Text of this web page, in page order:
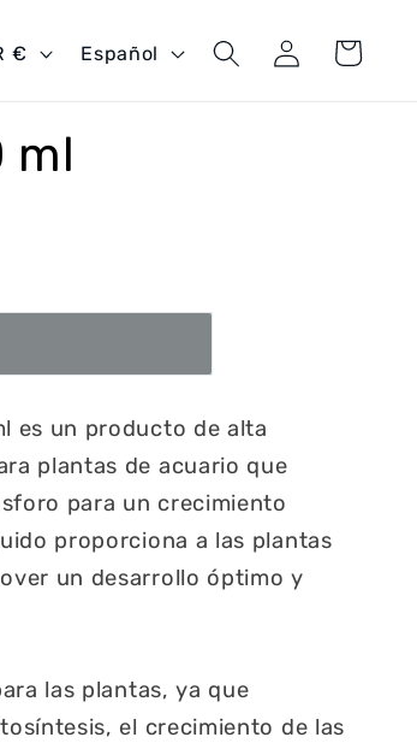
Portugal | EUR € Español
Iniciar
sesión
Carrito
ml
es un producto de alta
plantas de acuario que
para un crecimiento
proporciona a las plantas
un desarrollo óptimo y
las plantas, ya que
el crecimiento de las